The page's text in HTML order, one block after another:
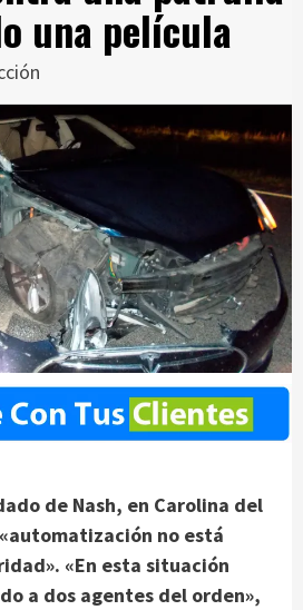
una película
de Nash, en Carolina del
no está
«En esta situación
a dos agentes del orden»,